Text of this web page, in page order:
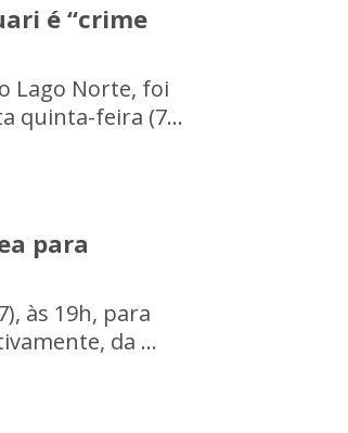
é “crime
Lago Norte, foi
quinta-feira (7...
para
às 19h, para
da ...